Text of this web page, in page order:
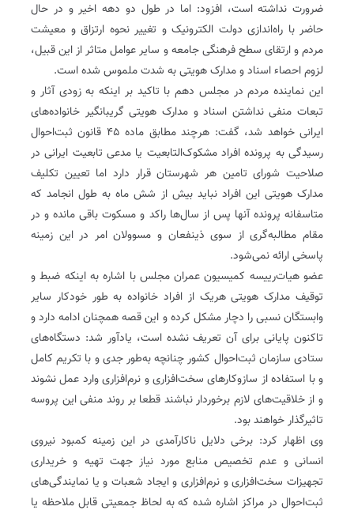
ضرورت نداشته است، افزود: اما در طول دو دهه اخیر و در حال
حاضر با راه‌اندازی دولت الکترونیک و تغییر نحوه ارتزاق و معیشت
مردم و ارتقای سطح فرهنگی جامعه و سایر عوامل متاثر از این قبیل،
لزوم احصاء اسناد و مدارک هویتی به شدت ملموس شده است.
این نماینده مردم در مجلس دهم با تاکید بر اینکه به زودی آثار و
تبعات منفی نداشتن اسناد و مدارک هویتی گریبانگیر خانواده‌های
ایرانی خواهد شد، گفت: هرچند مطابق ماده ۴۵ قانون ثبت‌احوال
رسیدگی به پرونده افراد مشکوک‌التابعیت یا مدعی تابعیت ایرانی در
صلاحیت شورای تامین هر شهرستان قرار دارد اما تعیین تکلیف
مدارک هویتی این افراد نباید بیش از شش ماه به طول انجامد که
متاسفانه پرونده آنها پس از سال‌ها راکد و مسکوت باقی مانده و در
مقام مطالبه‌گری از سوی ذینفعان و مسوولان امر در این زمینه
پاسخی ارائه نمی‌شود.
عضو هیات‌رییسه کمیسیون عمران مجلس با اشاره به اینکه ضبط و
توقیف مدارک هویتی هریک از افراد خانواده به طور خودکار سایر
وابستگان نسبی را دچار مشکل کرده و این قصه همچنان ادامه دارد و
تاکنون پایانی برای آن تعریف نشده است، یادآور شد: دستگاه‌های
ستادی سازمان ثبت‌احوال کشور چنانچه به‌طور جدی و با تکریم کامل
و با استفاده از سازوکارهای سخت‌افزاری و نرم‌افزاری وارد عمل نشوند
و از خلاقیت‌های لازم برخوردار نباشند قطعا بر روند منفی این پروسه
تاثیرگذار خواهند بود.
وی اظهار کرد: برخی دلایل ناکارآمدی در این زمینه کمبود نیروی
انسانی و عدم تخصیص منابع مورد نیاز جهت تهیه و خریداری
تجهیزات سخت‌افزاری و نرم‌افزاری و ایجاد شعبات و یا نمایندگی‌های
ثبت‌احوال در مراکز اشاره شده که به لحاظ جمعیتی قابل ملاحظه یا